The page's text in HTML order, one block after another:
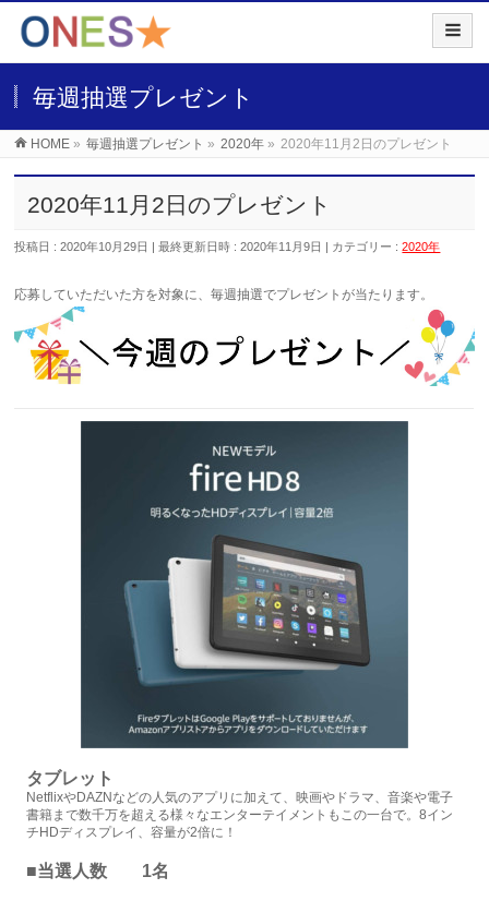
毎週抽選プレゼント
HOME » 毎週抽選プレゼント » 2020年 » 2020年11月2日のプレゼント
2020年11月2日のプレゼント
投稿日 : 2020年10月29日 最終更新日時 : 2020年11月9日 カテゴリー :2020年
応募していただいた方を対象に、毎週抽選でプレゼントが当たります。
タブレット
NetflixやDAZNなどの人気のアプリに加えて、映画やドラマ、音楽や電子
書籍まで数千万を超える様々なエンターテイメントもこの一台で。8イン
チHDディスプレイ、容量が2倍に！
■当選人数 1名